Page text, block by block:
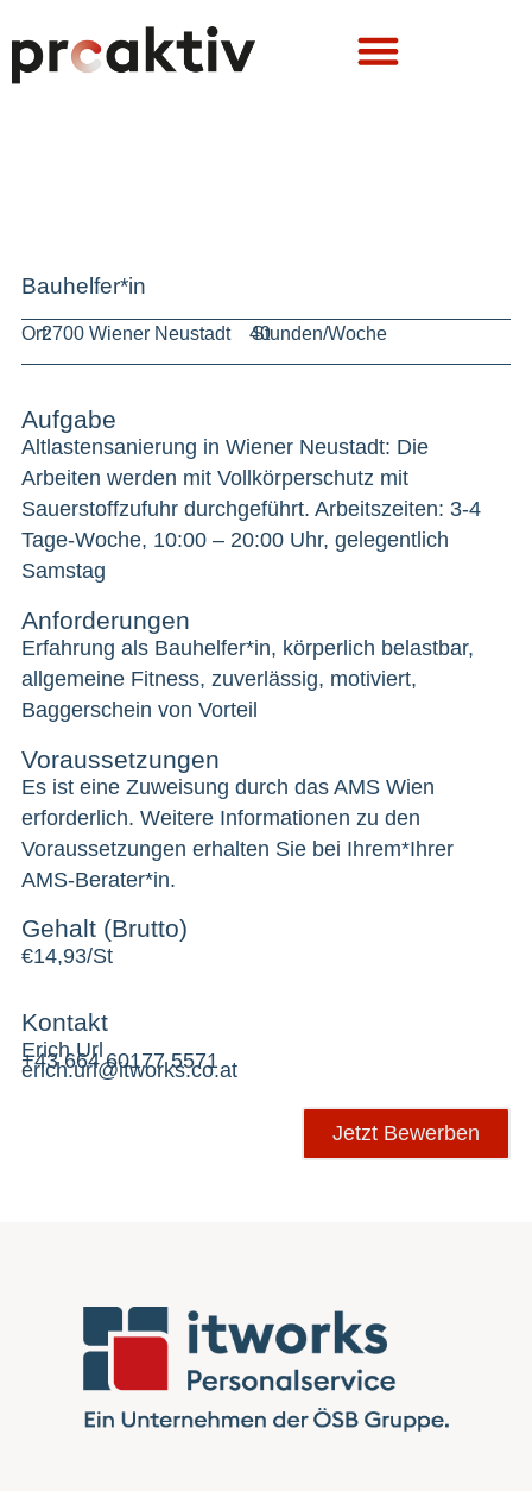
Bauhelfer*in
Ort:2700 Wiener Neustadt 40
Stunden/Woche
Aufgabe
Altlastensanierung in Wiener Neustadt: Die
Arbeiten werden mit Vollkörperschutz mit
Sauerstoffzufuhr durchgeführt. Arbeitszeiten: 3-4
Tage-Woche, 10:00 – 20:00 Uhr, gelegentlich
Samstag
Anforderungen
Erfahrung als Bauhelfer*in, körperlich belastbar,
allgemeine Fitness, zuverlässig, motiviert,
Baggerschein von Vorteil
Voraussetzungen
Es ist eine Zuweisung durch das AMS Wien
erforderlich. Weitere Informationen zu den
Voraussetzungen erhalten Sie bei Ihrem*Ihrer
AMS-Berater*in.
Gehalt (Brutto)
€14,93/St
Kontakt
Erich Url
+43 664 60177 5571
erich.url@itworks.co.at
Jetzt Bewerben